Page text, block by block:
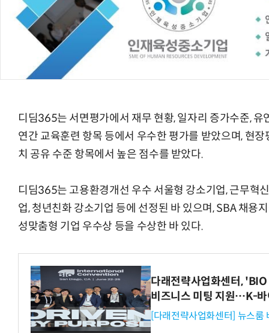
디딤365는 서면평가에서 재무 현황, 일자리 증가수준,
연간 교육훈련 항목 등에서 우수한 평가를 받았으며, 현
치 공유 수준 항목에서 높은 점수를 받았다.
디딤365는 고용환경개선 우수 서울형 강소기업, 근무혁
업, 청년친화 강소기업 등에 선정된 바 있으며, SBA 채용
성맞춤형 기업 우수상 등을 수상한 바 있다.
다래전략사업화센터,
비즈니스 미팅 지원…K-바
[다래전략사업화센터] 뉴스룸
현업에서 바로 쓰는 "하네스 엔